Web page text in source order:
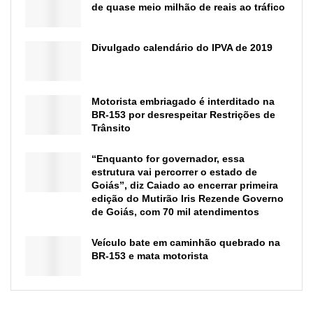
de quase meio milhão de reais ao tráfico
Divulgado calendário do IPVA de 2019
Motorista embriagado é interditado na
BR-153 por desrespeitar Restrições de
Trânsito
“Enquanto for governador, essa
estrutura vai percorrer o estado de
Goiás”, diz Caiado ao encerrar primeira
edição do Mutirão Iris Rezende Governo
de Goiás, com 70 mil atendimentos
Veículo bate em caminhão quebrado na
BR-153 e mata motorista